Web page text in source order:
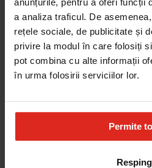
anunțurile, pentru a oferi funcții
a analiza traficul. De
rețele sociale, de publicitate și
privire la modul în care folosiți
pot combina cu alte informații
în urma folosirii serviciilor lor.
Permite
-10%
Chiuveta Maris MRG 610-60
was 2.580,20 RON Pret special
Adauga în cos